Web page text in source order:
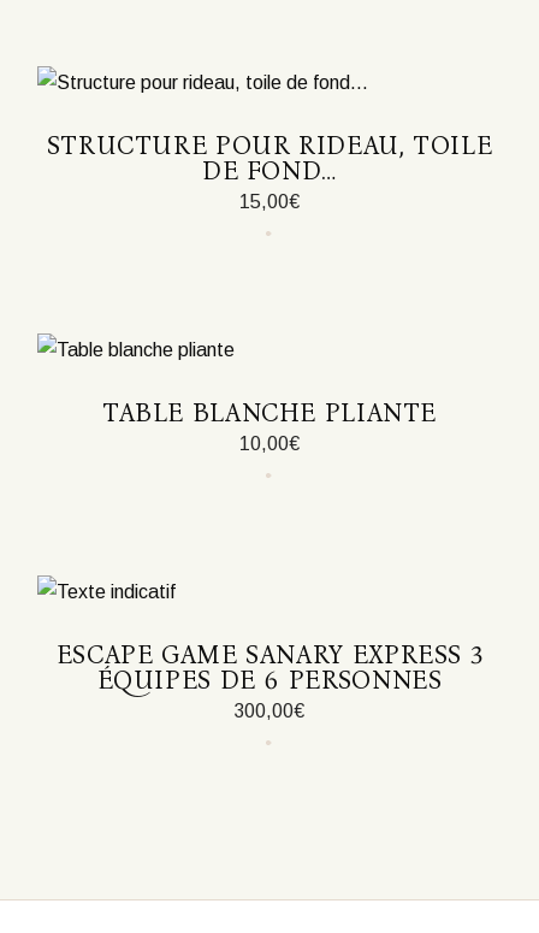
STRUCTURE POUR RIDEAU, TOILE
DE FOND…
15,00€
TABLE BLANCHE PLIANTE
10,00€
ESCAPE GAME SANARY EXPRESS 3
ÉQUIPES DE 6 PERSONNES
300,00€